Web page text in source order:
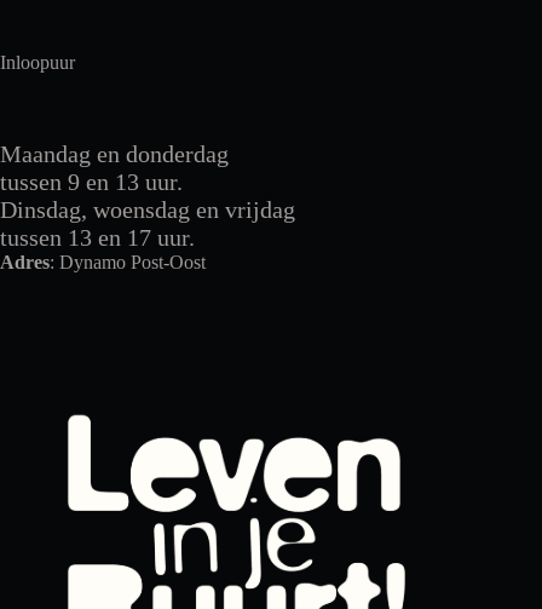
Inloopuur
Maandag en donderdag
tussen 9 en 13 uur.
Dinsdag, woensdag en vrijdag
tussen 13 en 17 uur.
Adres: Dynamo Post-Oost